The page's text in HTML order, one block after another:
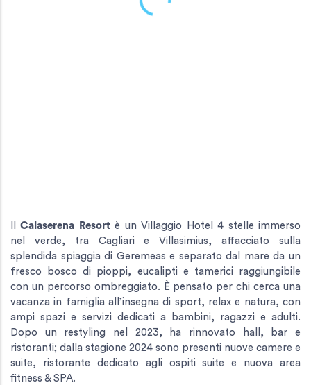
IlCalaserena Resortè un Villaggio Hotel 4 stelle immerso
nel verde, tra Cagliari e Villasimius, affacciato sulla
splendida spiaggia di Geremeas e separato dal mare da un
fresco bosco di pioppi, eucalipti e tamerici raggiungibile
con un percorso ombreggiato. È pensato per chi cerca una
vacanza in famiglia all’insegna di sport, relax e natura, con
ampi spazi e servizi dedicati a bambini, ragazzi e adulti.
Dopo un restyling nel 2023, ha rinnovato hall, bar e
ristoranti; dalla stagione 2024 sono presenti nuove camere e
suite, ristorante dedicato agli ospiti suite e nuova area
fitness & SPA.